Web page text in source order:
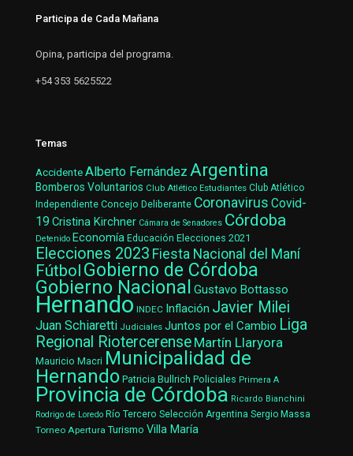
Participa de Cada Mañana
Opina, participa del programa.
+54 353 5625522
Temas
AccidenteAlberto Fernández Argentina
Bomberos Voluntarios Club Atlético Estudiantes Club Atlético
Independiente Concejo Deliberante Coronavirus Covid-
19 Cristina Kirchner Cámara de Senadores Córdoba
Detenido Economía Educación Elecciones 2021
Elecciones 2023 Fiesta Nacional del Maní
Fútbol Gobierno de Córdoba
Gobierno Nacional Gustavo Bottasso
Hernando INDEC Inflación Javier Milei
Juan Schiaretti Judiciales Juntos por el Cambio Liga
Regional Riotercerense Martín Llaryora
Mauricio Macri Municipalidad de
Hernando Patricia Bullrich Policiales Primera A
Provincia de Córdoba Ricardo Bianchini
Rodrigo de Loredo Río Tercero Selección Argentina Sergio Massa
Torneo Apertura Turismo Villa María